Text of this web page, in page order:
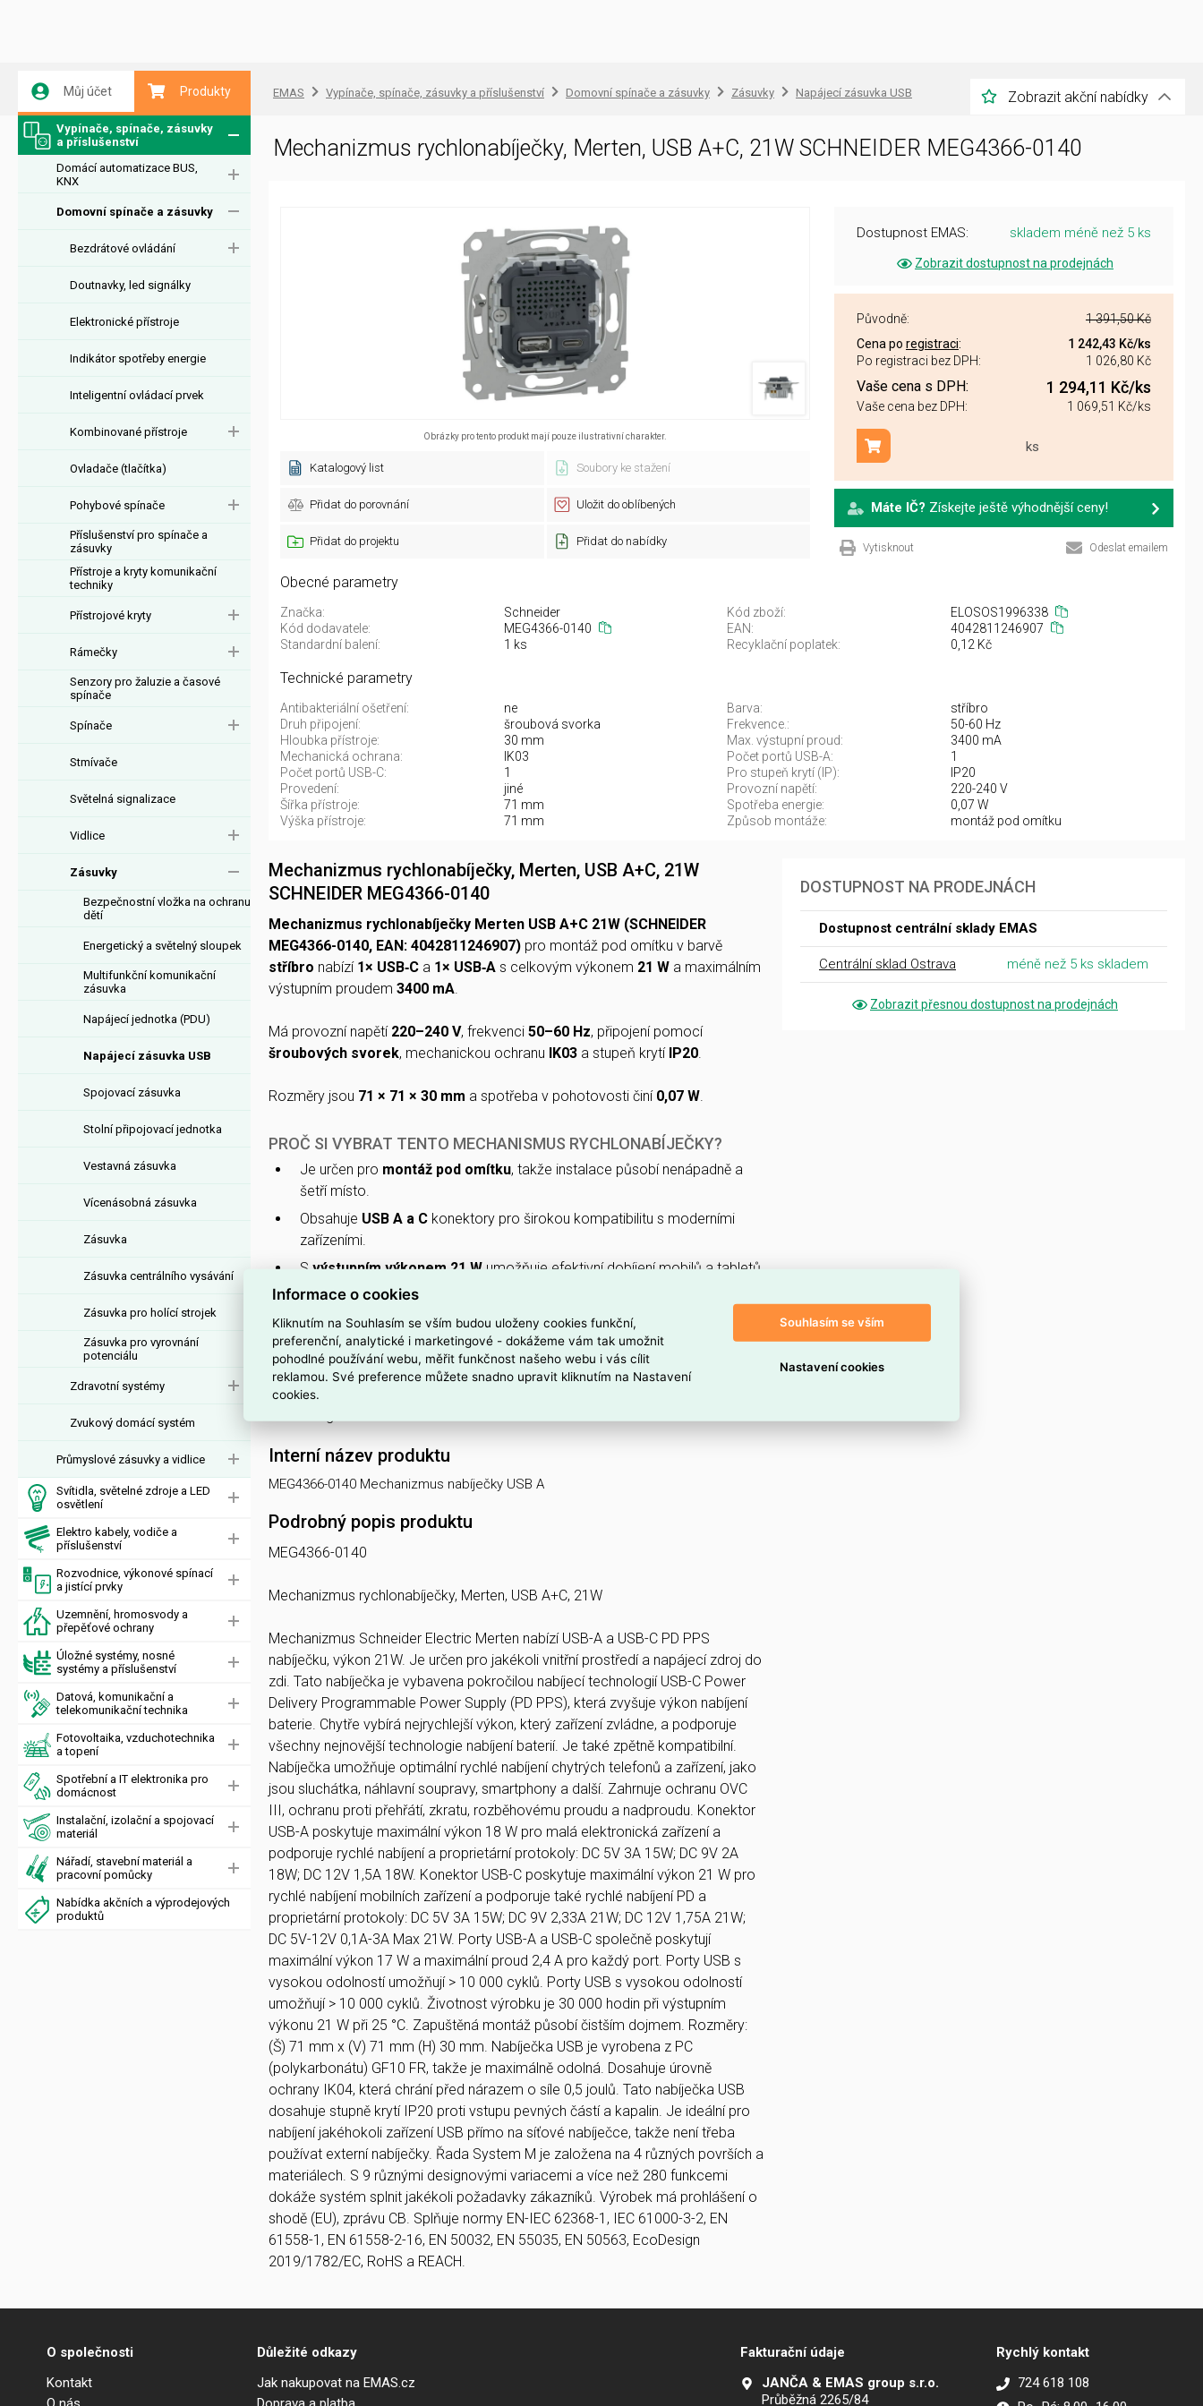
Můj účet Produkty
Vypínače, spínače, zásuvky
a příslušenství
Domácí automatizace BUS,
KNX
Domovní spínače a zásuvky
Bezdrátové ovládání
Doutnavky, led signálky
Elektronické přístroje
Indikátor spotřeby energie
Inteligentní ovládací prvek
Kombinované přístroje
Ovladače (tlačítka)
Pohybové spínače
Příslušenství pro spínače a
zásuvky
Přístroje a kryty komunikační
techniky
Přístrojové kryty
Rámečky
Senzory pro žaluzie a časové
spínače
Spínače
Stmívače
Světelná signalizace
Vidlice
Zásuvky
Bezpečnostní vložka na ochranu
dětí
Energetický a světelný sloupek
Multifunkční komunikační
zásuvka
Napájecí jednotka (PDU)
Napájecí zásuvka USB
Spojovací zásuvka
Stolní připojovací jednotka
Vestavná zásuvka
Vícenásobná zásuvka
Zásuvka
Zásuvka centrálního vysávání
Zásuvka pro holící strojek
Zásuvka pro vyrovnání
potenciálu
Zdravotní systémy
Zvukový domácí systém
Průmyslové zásuvky a vidlice
Svítidla, světelné zdroje a LED
osvětlení
Elektro kabely, vodiče a
příslušenství
Rozvodnice, výkonové spínací
a jistící prvky
Uzemnění, hromosvody a
přepěťové ochrany
Úložné systémy, nosné
systémy a příslušenství
Datová, komunikační a
telekomunikační technika
Fotovoltaika, vzduchotechnika
a topení
Spotřební a IT elektronika pro
domácnost
Instalační, izolační a spojovací
materiál
Nářadí, stavební materiál a
pracovní pomůcky
Nabídka akčních a výprodejových
produktů
EMAS Vypínače, spínače, zásuvky a příslušenství Domovní spínače a zásuvky Zásuvky Napájecí zásuvka USB Zobrazit akční nabídky
Mechanizmus rychlonabíječky, Merten, USB A+C, 21W SCHNEIDER MEG4366-0140
Obrázky pro tento produkt mají pouze ilustrativní charakter.
Katalogový list Soubory ke stažení
Přidat do porovnání Uložit do oblíbených
Přidat do projektu Přidat do nabídky
Dostupnost EMAS: skladem méně než 5 ks
Zobrazit dostupnost na prodejnách
Původně:
1 391,50 Kč
Cena po registraci: 1 242,43 Kč/ks
Po registraci bez DPH:
1 026,80 Kč
Vaše cena s DPH: 1 294,11 Kč/ks
Vaše cena bez DPH: 1 069,51 Kč/ks
ks
Přidat do košíku
Máte IČ? Získejte ještě výhodnější ceny!
Vytisknout Odeslat emailem
Obecné parametry
Značka: Schneider Kód zboží:
ELOSOS1996338
Kód dodavatele:
MEG4366-0140 EAN:
4042811246907
Standardní balení:
1 ks Recyklační poplatek: 0,12 Kč
Technické parametry
Antibakteriální ošetření: ne Barva:
stříbro
Druh připojení:
šroubová svorka Frekvence.:
50-60 Hz
Hloubka přístroje:
30 mm Max. výstupní proud:
3400 mA
Mechanická ochrana:
IK03 Počet portů USB-A:
1
Počet portů USB-C:
1 Pro stupeň krytí (IP):
IP20
Provedení:
jiné Provozní napětí:
220-240 V
Šířka přístroje:
71 mm Spotřeba energie:
0,07 W
Výška přístroje:
71 mm Způsob montáže: montáž pod omítku
Mechanizmus rychlonabíječky, Merten, USB A+C, 21W
SCHNEIDER MEG4366-0140
Mechanizmus rychlonabíječky Merten USB A+C 21W (SCHNEIDER
MEG4366-0140, EAN: 4042811246907) pro montáž pod omítku v barvě
stříbro nabízí 1× USB‑C a 1× USB‑A s celkovým výkonem 21 W a maximálním
výstupním proudem 3400 mA.
Má provozní napětí 220–240 V, frekvenci 50–60 Hz, připojení pomocí
šroubových svorek, mechanickou ochranu IK03 a stupeň krytí IP20.
Rozměry jsou 71 × 71 × 30 mm a spotřeba v pohotovosti činí 0,07 W.
PROČ SI VYBRAT TENTO MECHANISMUS RYCHLONABÍJEČKY?
Je určen pro montáž pod omítku, takže instalace působí nenápadně a
šetří místo.
Obsahuje USB A a C konektory pro širokou kompatibilitu s moderními
zařízeními.
S výstupním výkonem 21 W umožňuje efektivní dobíjení mobilů a tabletů.
Maximální výstupní proud
baterií.
Navrženo proprovozní napětí 220–240 V , kompatibilní se standardním
domácím elektrickým rozvodem.
Elegantní povrch v
Interní název produktu
MEG4366-0140 Mechanizmus nabíječky USB A
Podrobný popis produktu
MEG4366-0140
Mechanizmus rychlonabíječky, Merten, USB A+C, 21W
Mechanizmus Schneider Electric Merten nabízí USB-A a USB-C PD PPS
nabíječku, výkon 21W. Je určen pro jakékoli vnitřní prostředí a napájecí zdroj do
zdi. Tato nabíječka je vybavena pokročilou nabíjecí technologií USB-C Power
Delivery Programmable Power Supply (PD PPS), která zvyšuje výkon nabíjení
baterie. Chytře vybírá nejrychlejší výkon, který zařízení zvládne, a podporuje
všechny nejnovější technologie nabíjení baterií. Je také zpětně kompatibilní.
Nabíječka umožňuje optimální rychlé nabíjení chytrých telefonů a zařízení, jako
jsou sluchátka, náhlavní soupravy, smartphony a další. Zahrnuje ochranu OVC
III, ochranu proti přehřátí, zkratu, rozběhovému proudu a nadproudu. Konektor
USB-A poskytuje maximální výkon 18 W pro malá elektronická zařízení a
podporuje rychlé nabíjení a proprietární protokoly: DC 5V 3A 15W; DC 9V 2A
18W; DC 12V 1,5A 18W. Konektor USB-C poskytuje maximální výkon 21 W pro
rychlé nabíjení mobilních zařízení a podporuje také rychlé nabíjení PD a
proprietární protokoly: DC 5V 3A 15W; DC 9V 2,33A 21W; DC 12V 1,75A 21W;
DC 5V-12V 0,1A-3A Max 21W. Porty USB-A a USB-C společně poskytují
maximální výkon 17 W a maximální proud 2,4 A pro každý port. Porty USB s
vysokou odolností umožňují > 10 000 cyklů. Porty USB s vysokou odolností
umožňují > 10 000 cyklů. Životnost výrobku je 30 000 hodin při výstupním
výkonu 21 W při 25 °C. Zapuštěná montáž působí čistším dojmem. Rozměry:
(Š) 71 mm x (V) 71 mm (H) 30 mm. Nabíječka USB je vyrobena z PC
(polykarbonátu) GF10 FR, takže je maximálně odolná. Dosahuje úrovně
ochrany IK04, která chrání před nárazem o síle 0,5 joulů. Tato nabíječka USB
dosahuje stupně krytí IP20 proti vstupu pevných částí a kapalin. Je ideální pro
nabíjení jakéhokoli zařízení USB přímo na síťové nabíječce, takže není třeba
používat externí nabíječky. Řada System M je založena na 4 různých površích a
materiálech. S 9 různými designovými variacemi a více než 280 funkcemi
dokáže systém splnit jakékoli požadavky zákazníků. Výrobek má prohlášení o
shodě (EU), zprávu CB. Splňuje normy EN-IEC 62368-1, IEC 61000-3-2, EN
61558-1, EN 61558-2-16, EN 50032, EN 55035, EN 50563, EcoDesign
2019/1782/EC, RoHS a REACH.
DOSTUPNOST NA PRODEJNÁCH
Dostupnost centrální sklady EMAS
Centrální sklad Ostrava méně než 5 ks skladem
Zobrazit přesnou dostupnost na prodejnách
O společnosti
Kontakt
Důležité odkazy
Jak nakupovat na EMAS.cz
Fakturační údaje
JANČA & EMAS group s.r.o.
Průběžná 2265/84
Rychlý kontakt
724 618 108
Informace o cookies
Kliknutím na Souhlasím se vším budou uloženy cookies funkční,
preferenční, analytické i marketingové - dokážeme vám tak umožnit
pohodlné používání webu, měřit funkčnost našeho webu i vás cílit
reklamou. Své preference můžete snadno upravit kliknutím na Nastavení
cookies.
Souhlasím se vším
Nastavení cookies